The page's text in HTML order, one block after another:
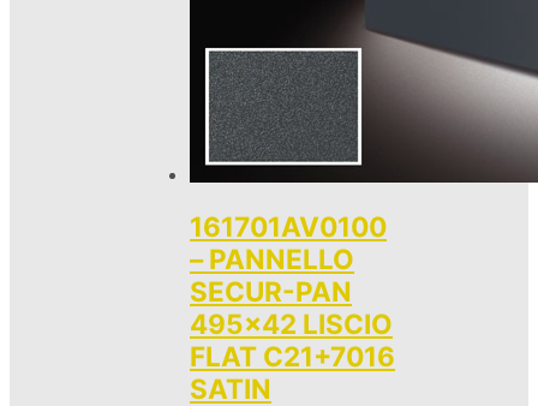
161701AV0100
– PANNELLO
SECUR-PAN
495×42 LISCIO
FLAT C21+7016
SATIN